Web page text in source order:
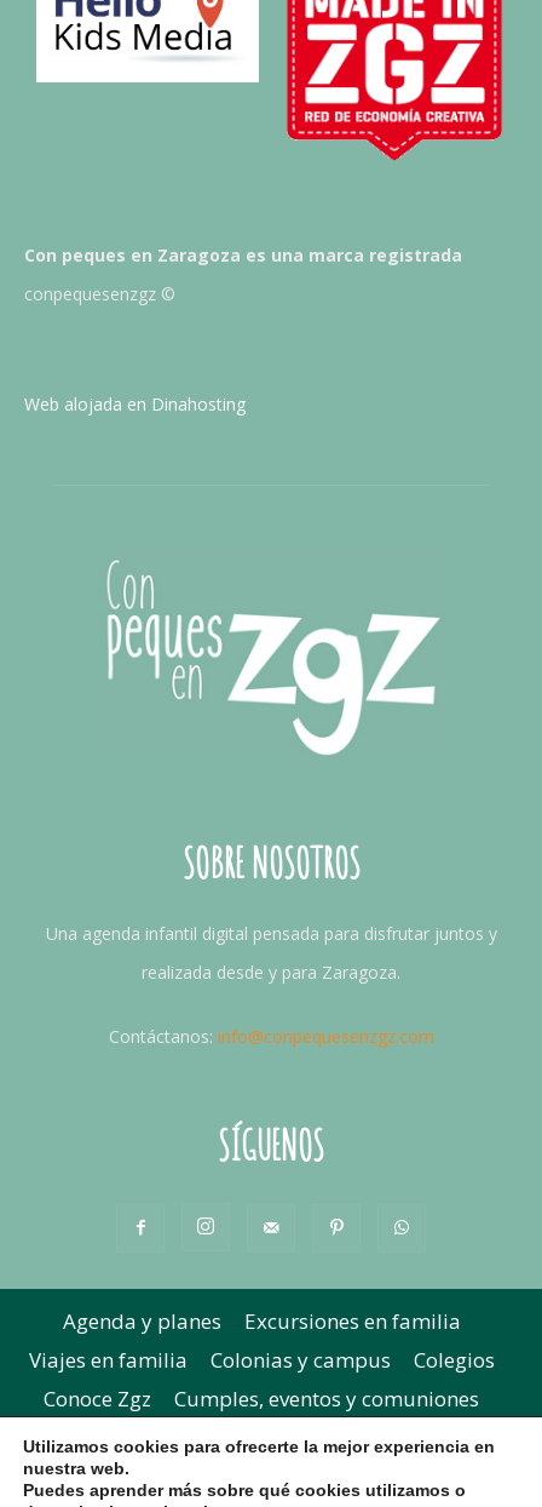
Con peques en Zaragoza es una marca registrada
conpequesenzgz ©
Web alojada en Dinahosting
SOBRE NOSOTROS
Una agenda infantil digital pensada para disfrutar juntos y
realizada desde y para Zaragoza.
Contáctanos: info@conpequesenzgz.com
SÍGUENOS
Agenda y planes
Excursiones en familia
Viajes en familia
Colonias y campus
Colegios
Conoce Zgz
Cumples, eventos y comuniones
Extraescolares y academias
Concursos
Parque del Agua
Fiestas del Pilar
Utilizamos cookies para ofrecerte la mejor experiencia en
nuestra web.
Puedes aprender más sobre qué cookies utilizamos o